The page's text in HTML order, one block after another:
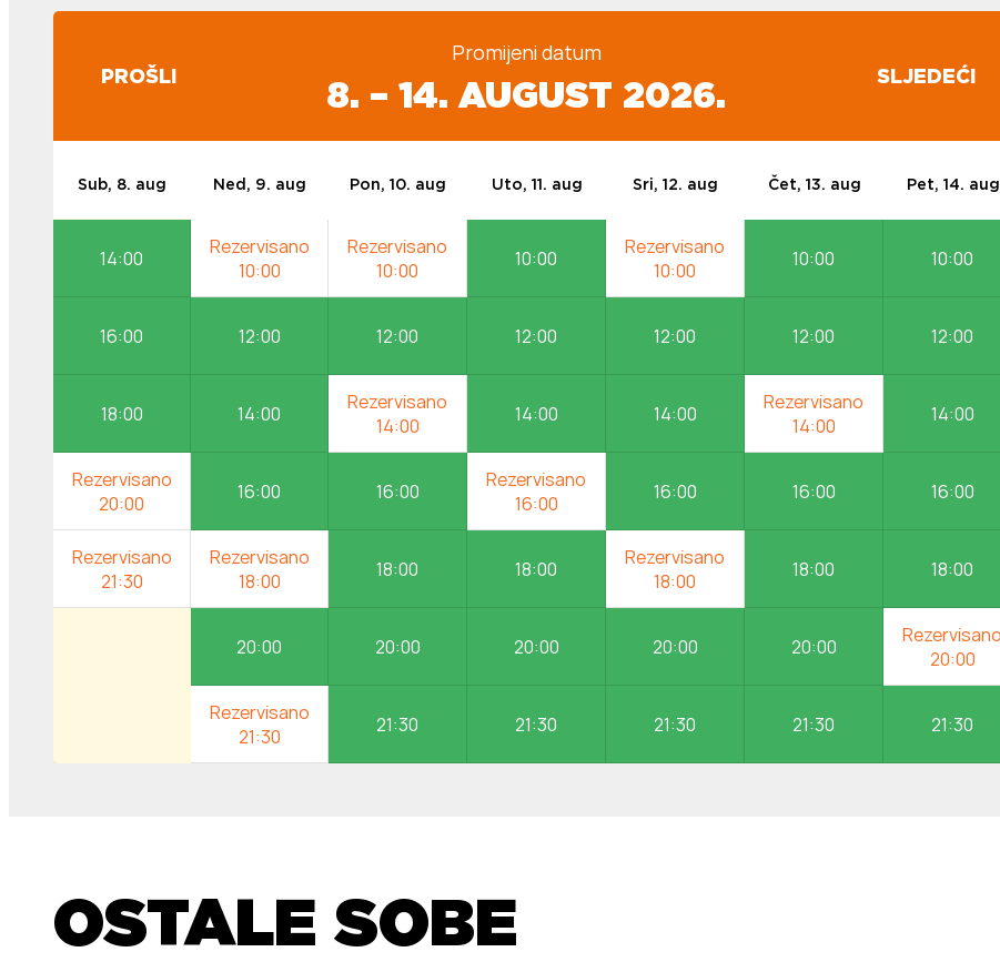
PROŠLI
Promijeni datum
8. – 14. AUGUST 2026. SLJEDEĆI
Sub, 8. aug Ned, 9. aug Pon, 10. aug Uto, 11. aug Sri, 12. aug Čet, 13. aug Pet, 14. aug
14:00
16:00
18:00
12:00
14:00
16:00
20:00
12:00
16:00
18:00
20:00
21:30
10:00
12:00
14:00
18:00
20:00
21:30
12:00
14:00
16:00
20:00
21:30
10:00
12:00
16:00
18:00
20:00
21:30
10:00
12:00
14:00
16:00
18:00
21:30
OSTALE SOBE